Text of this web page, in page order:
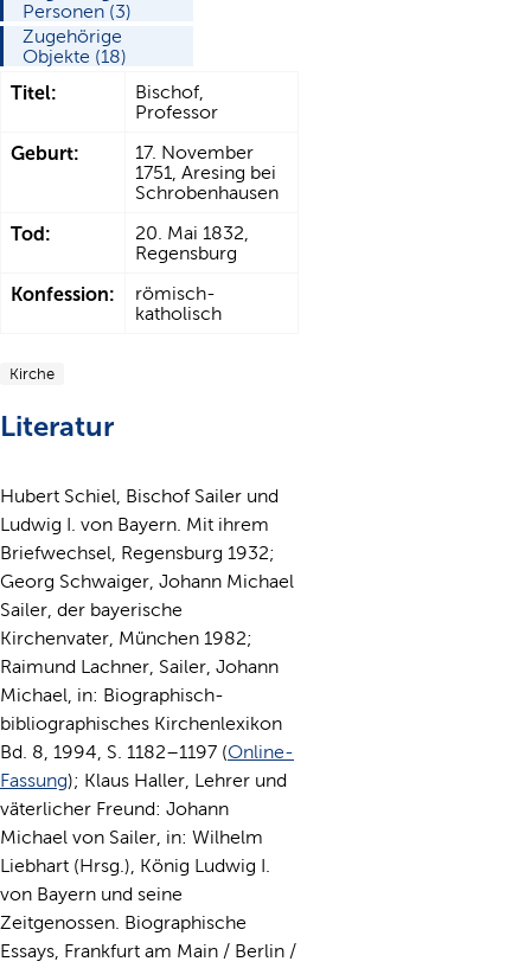
Personen (3)
Zugehörige
Objekte (18)
Titel:
Bischof,
Professor
Geburt:
17. November
1751, Aresing bei
Schrobenhausen
Tod:
20. Mai 1832,
Regensburg
Konfession:
römisch-
katholisch
Kirche
Literatur
Hubert Schiel, Bischof Sailer und
Ludwig I. von Bayern. Mit ihrem
Briefwechsel, Regensburg 1932;
Georg Schwaiger, Johann Michael
Sailer, der bayerische
Kirchenvater, München 1982;
Raimund Lachner, Sailer, Johann
Michael, in: Biographisch-
bibliographisches Kirchenlexikon
Bd. 8, 1994, S. 1182–1197 (Online-
Fassung); Klaus Haller, Lehrer und
väterlicher Freund: Johann
Michael von Sailer, in: Wilhelm
Liebhart (Hrsg.), König Ludwig I.
von Bayern und seine
Zeitgenossen. Biographische
Essays, Frankfurt am Main / Berlin /